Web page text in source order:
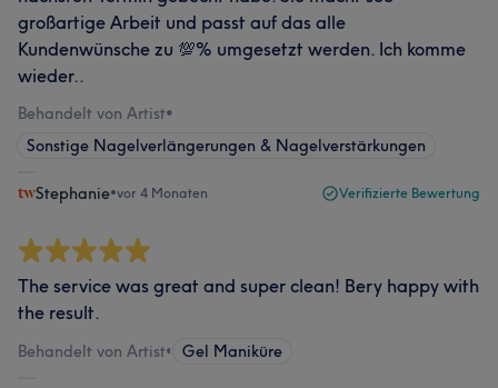
großartige Arbeit und passt auf das alle
Kundenwünsche zu 💯% umgesetzt werden. Ich komme
wieder..
Behandelt von Artist•
Sonstige Nagelverlängerungen & Nagelverstärkungen
Stephanie•vor 4 Monaten Verifizierte Bewertung
The service was great and super clean! Bery happy with
the result.
Behandelt von Artist• Gel Maniküre